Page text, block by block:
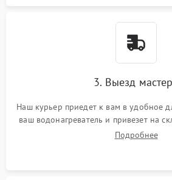
3. Выезд
Наш курьер приедет к вам в удобное
ваш водонагреватель и привезет на
Подробнее